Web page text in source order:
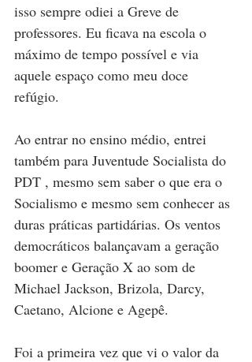
isso sempre odiei a Greve de
professores. Eu ficava na escola o
máximo de tempo possível e via
aquele espaço como meu doce
refúgio.
Ao entrar no ensino médio, entrei
também para Juventude Socialista do
PDT , mesmo sem saber o que era o
Socialismo e mesmo sem conhecer as
duras práticas partidárias. Os ventos
democráticos balançavam a geração
boomer e Geração X ao som de
Michael Jackson, Brizola, Darcy,
Caetano, Alcione e Agepê.
Foi a primeira vez que vi o valor da